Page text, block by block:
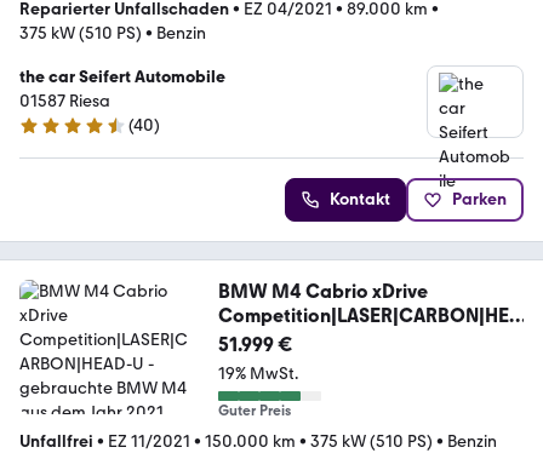
Reparierter Unfallschaden• EZ 04/2021 • 89.000 km •
375 kW (510 PS) • Benzin
the car Seifert Automobile
01587 Riesa
4.4 Sterne
(40)
Kontakt Parken
BMW M4 Cabrio xDrive
Competition|LASER|CARBON|HEA
D-U
51.999 €
19% MwSt.
Guter Preis
Unfallfrei • EZ 11/2021 • 150.000 km • 375 kW (510 PS) • Benzin